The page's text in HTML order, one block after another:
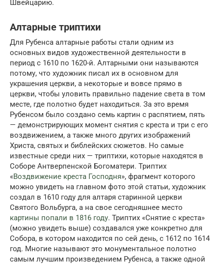
Швейцарию.
Алтарные триптихи
Для Рубенса алтарные работы стали одним из
основных видов художественной деятельности в
период с 1610 по 1620-й. Алтарными они называются
потому, что художник писал их в основном для
украшения церкви, а некоторые и вовсе прямо в
церкви, чтобы уловить правильно падение света в том
месте, где полотно будет находиться. За это время
Рубенсом было создано семь картин с распятием, пять
— демонстрирующих момент снятия с креста и три с его
воздвижением, а также много других изображений
Христа, святых и библейских сюжетов. Но самые
известные среди них — триптихи, которые находятся в
Соборе Антверпенской Богоматери. Триптих
«Воздвижение креста Господня», фрагмент которого
можно увидеть на главном фото этой статьи, художник
создал в 1610 году для алтаря старинной церкви
Святого Вольбурга, а на свое сегодняшнее место
картины попали в 1816 году. Триптих «Снятие с креста»
(можно увидеть выше) создавался уже конкретно для
Собора, в котором находится по сей день, с 1612 по 1614
год. Многие называют это монументальное полотно
самым лучшим произведением Рубенса, а также одной